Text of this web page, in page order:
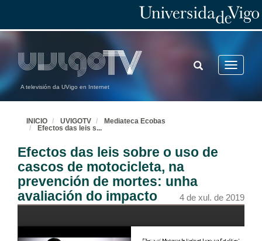
A televisión da UVigo en Internet
Toggle
TOGGLE
SEARCH
INICIO UVIGOTV
Mediateca Ecobas
Efectos das leis s...
Efectos das leis sobre o uso de
cascos de motocicleta, na
prevención de mortes: unha
avaliación do impacto
4 de xul. de 2019